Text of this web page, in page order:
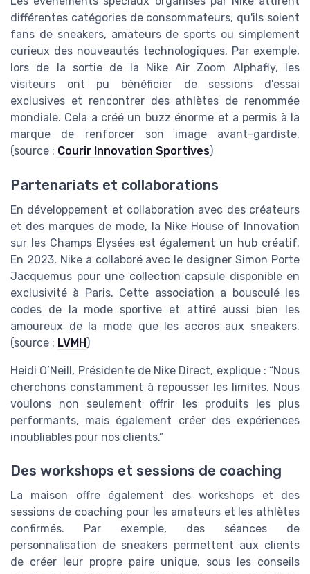
différentes catégories de consommateurs, qu'ils soient
fans de sneakers, amateurs de sports ou simplement
curieux des nouveautés technologiques. Par exemple,
lors de la sortie de la Nike Air Zoom Alphafly, les
visiteurs ont pu bénéficier de sessions d'essai
exclusives et rencontrer des athlètes de renommée
mondiale. Cela a créé un buzz énorme et a permis à la
marque de renforcer son image avant-gardiste.
(source : Courir Innovation Sportives)
Partenariats et collaborations
En développement et collaboration avec des créateurs
et des marques de mode, la Nike House of Innovation
sur les Champs Elysées est également un hub créatif.
En 2023, Nike a collaboré avec le designer Simon Porte
Jacquemus pour une collection capsule disponible en
exclusivité à Paris. Cette association a bousculé les
codes de la mode sportive et attiré aussi bien les
amoureux de la mode que les accros aux sneakers.
(source : LVMH)
Heidi O’Neill, Présidente de Nike Direct, explique : “Nous
cherchons constamment à repousser les limites. Nous
voulons non seulement offrir les produits les plus
performants, mais également créer des expériences
inoubliables pour nos clients.”
Des workshops et sessions de coaching
La maison offre également des workshops et des
sessions de coaching pour les amateurs et les athlètes
confirmés. Par exemple, des séances de
personnalisation de sneakers permettent aux clients
de créer leur propre paire unique, sous les conseils